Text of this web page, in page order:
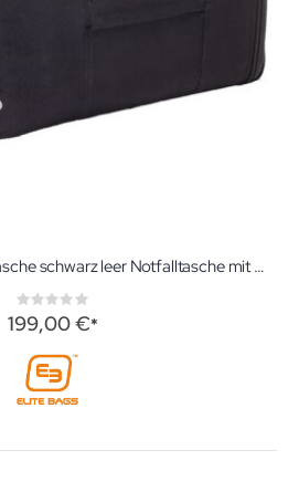
DOCTORS PRO Arzttasche schwarz leer Notfalltasche mit Rucksacktragesystem
Rating:
0%
199,00 €